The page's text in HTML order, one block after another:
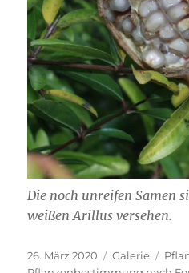
Die noch unreifen Samen
weißen Arillus versehen.
Veröffentlicht
26. März 2020 Format
Galerie